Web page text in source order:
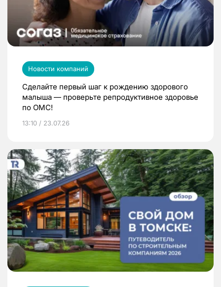
Новости компаний
Сделайте первый шаг к рождению здорового
малыша — проверьте репродуктивное здоровье
по ОМС!
13:10 / 23.07.26